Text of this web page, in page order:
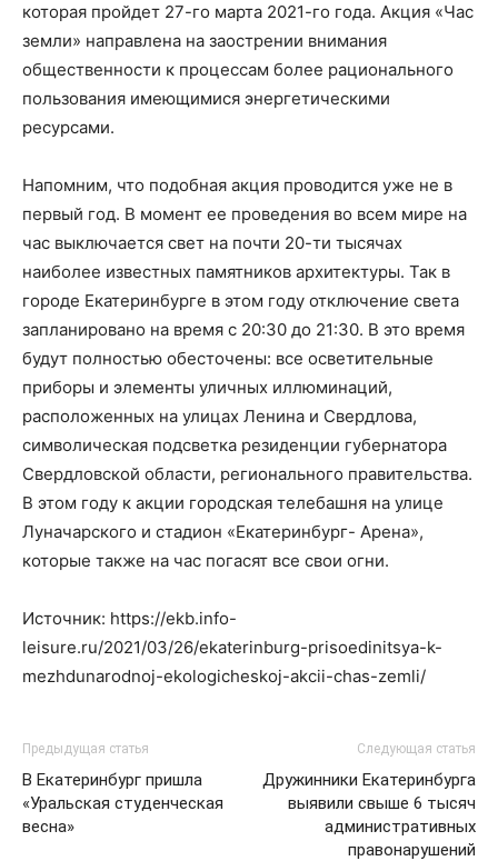
которая пройдет 27-го марта 2021-го года. Акция «Час
земли» направлена на заострении внимания
общественности к процессам более рационального
пользования имеющимися энергетическими
ресурсами.
Напомним, что подобная акция проводится уже не в
первый год. В момент ее проведения во всем мире на
час выключается свет на почти 20-ти тысячах
наиболее известных памятников архитектуры. Так в
городе Екатеринбурге в этом году отключение света
запланировано на время с 20:30 до 21:30. В это время
будут полностью обесточены: все осветительные
приборы и элементы уличных иллюминаций,
расположенных на улицах Ленина и Свердлова,
символическая подсветка резиденции губернатора
Свердловской области, регионального правительства.
В этом году к акции городская телебашня на улице
Луначарского и стадион «Екатеринбург- Арена»,
которые также на час погасят все свои огни.
Источник: https://ekb.info-
leisure.ru/2021/03/26/ekaterinburg-prisoedinitsya-k-
mezhdunarodnoj-ekologicheskoj-akcii-chas-zemli/
Предыдущая статья
В Екатеринбург пришла
«Уральская студенческая
весна»
Следующая статья
Дружинники Екатеринбурга
выявили свыше 6 тысяч
административных
правонарушений